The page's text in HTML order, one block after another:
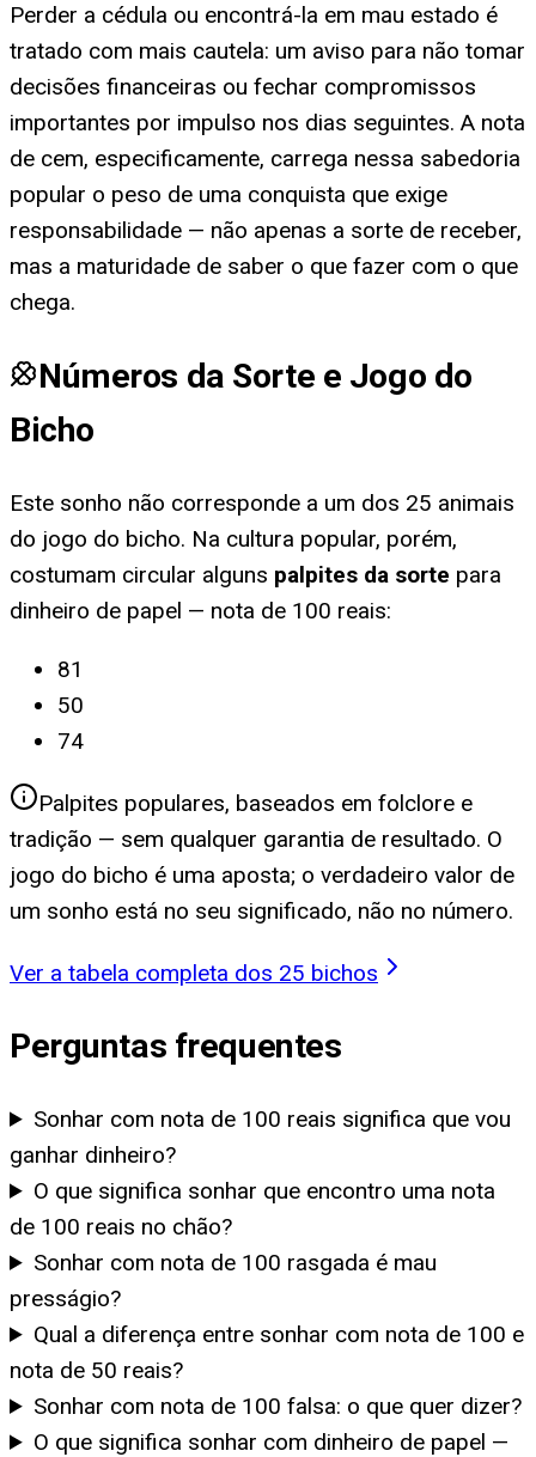
Perder a cédula ou encontrá-la em mau estado é
tratado com mais cautela: um aviso para não tomar
decisões financeiras ou fechar compromissos
importantes por impulso nos dias seguintes. A nota
de cem, especificamente, carrega nessa sabedoria
popular o peso de uma conquista que exige
responsabilidade — não apenas a sorte de receber,
mas a maturidade de saber o que fazer com o que
chega.
Números da Sorte e Jogo do
Bicho
Este sonho não corresponde a um dos 25 animais
do jogo do bicho. Na cultura popular, porém,
costumam circular alguns palpites da sorte para
dinheiro de papel — nota de 100 reais:
81
50
74
Palpites populares, baseados em folclore e
tradição — sem qualquer garantia de resultado. O
jogo do bicho é uma aposta; o verdadeiro valor de
um sonho está no seu significado, não no número.
Ver a tabela completa dos 25 bichos
Perguntas frequentes
Sonhar com nota de 100 reais significa que vou
ganhar dinheiro?
O que significa sonhar que encontro uma nota
de 100 reais no chão?
Sonhar com nota de 100 rasgada é mau
presságio?
Qual a diferença entre sonhar com nota de 100 e
nota de 50 reais?
Sonhar com nota de 100 falsa: o que quer dizer?
O que significa sonhar com dinheiro de papel —